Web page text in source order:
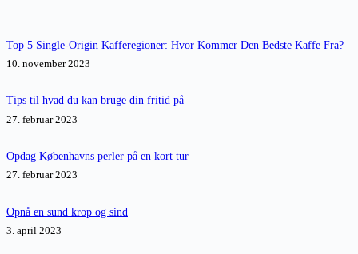
Top 5 Single-Origin Kafferegioner: Hvor Kommer Den Bedste Kaffe Fra?
10. november 2023
Tips til hvad du kan bruge din fritid på
27. februar 2023
Opdag Københavns perler på en kort tur
27. februar 2023
Opnå en sund krop og sind
3. april 2023